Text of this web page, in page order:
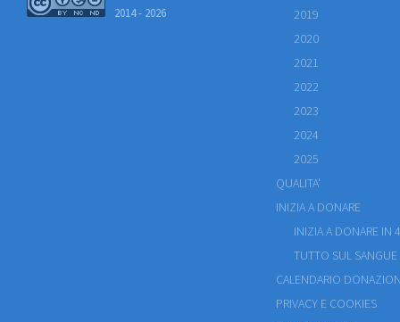
2014 - 2026
2019
2020
2021
2022
2023
2024
2025
QUALITA'
INIZIA A DONARE
INIZIA A DONARE IN
TUTTO SUL SANGUE
CALENDARIO
PRIVACY E COOKIES